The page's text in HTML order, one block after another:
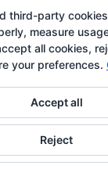
Política de
Política de cookies
third-party
measure
all cookies,
your preferences.
Accept all
Reject